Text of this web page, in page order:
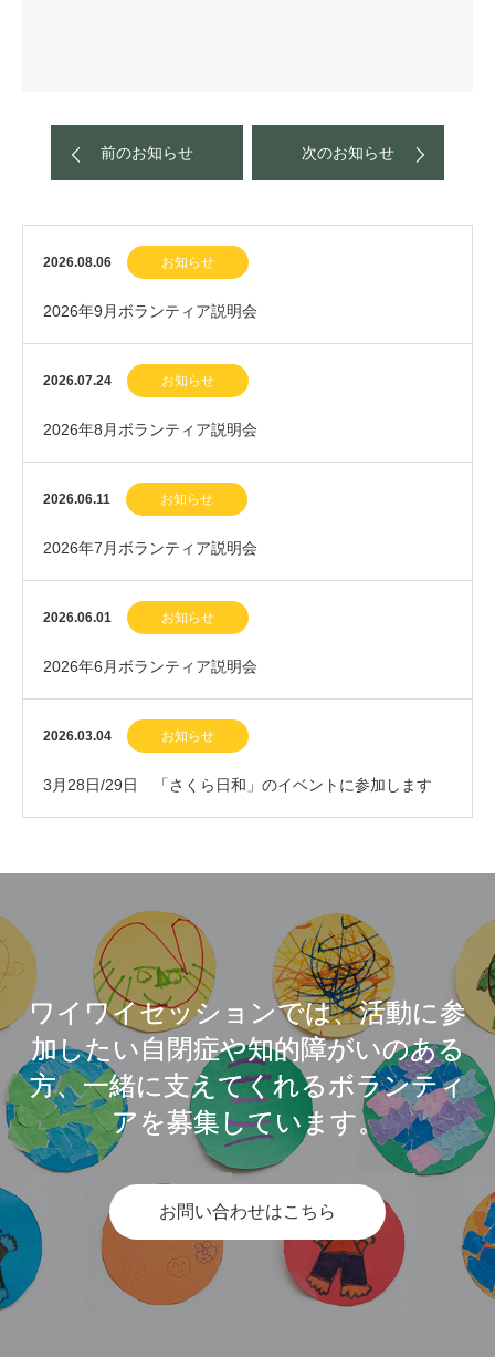
前のお知らせ 次のお知らせ
2026.08.06 お知らせ
2026年9月ボランティア説明会
2026.07.24 お知らせ
2026年8月ボランティア説明会
2026.06.11 お知らせ
2026年7月ボランティア説明会
2026.06.01 お知らせ
2026年6月ボランティア説明会
2026.03.04 お知らせ
3月28日/29日 「さくら日和」のイベントに参加します
ワイワイセッションでは、活動に参
加したい自閉症や知的障がいのある
方、一緒に支えてくれるボランティ
アを募集しています。
お問い合わせはこちら